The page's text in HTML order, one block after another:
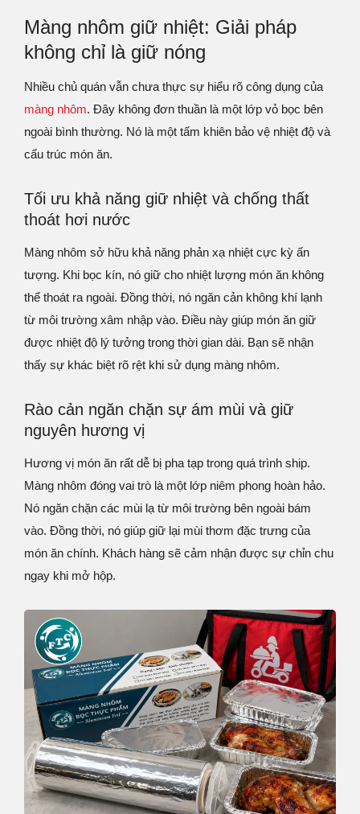
Màng nhôm giữ nhiệt: Giải pháp
không chỉ là giữ nóng
Nhiều chủ quán vẫn chưa thực sự hiểu rõ công dụng của
màng nhôm. Đây không đơn thuần là một lớp vỏ bọc bên
ngoài bình thường. Nó là một tấm khiên bảo vệ nhiệt độ và
cấu trúc món ăn.
Tối ưu khả năng giữ nhiệt và chống thất
thoát hơi nước
Màng nhôm sở hữu khả năng phản xạ nhiệt cực kỳ ấn
tượng. Khi bọc kín, nó giữ cho nhiệt lượng món ăn không
thể thoát ra ngoài. Đồng thời, nó ngăn cản không khí lạnh
từ môi trường xâm nhập vào. Điều này giúp món ăn giữ
được nhiệt độ lý tưởng trong thời gian dài. Bạn sẽ nhận
thấy sự khác biệt rõ rệt khi sử dụng màng nhôm.
Rào cản ngăn chặn sự ám mùi và giữ
nguyên hương vị
Hương vị món ăn rất dễ bị pha tạp trong quá trình ship.
Màng nhôm đóng vai trò là một lớp niêm phong hoàn hảo.
Nó ngăn chặn các mùi lạ từ môi trường bên ngoài bám
vào. Đồng thời, nó giúp giữ lại mùi thơm đặc trưng của
món ăn chính. Khách hàng sẽ cảm nhận được sự chỉn chu
ngay khi mở hộp.